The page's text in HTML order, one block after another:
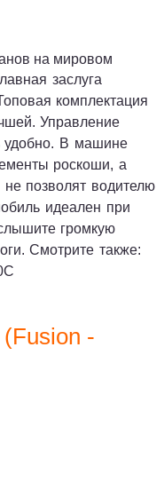
на мировом
заслуга
комплектация
Управление
В машине
роскоши, а
позволят водителю
идеален при
громкую
Смотрите также:
-